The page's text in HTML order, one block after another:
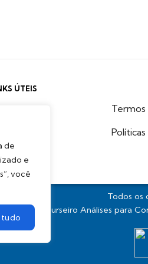
de
e
você
ÚTEIS
Termos
Todos os
Proconcurseiro Análises para